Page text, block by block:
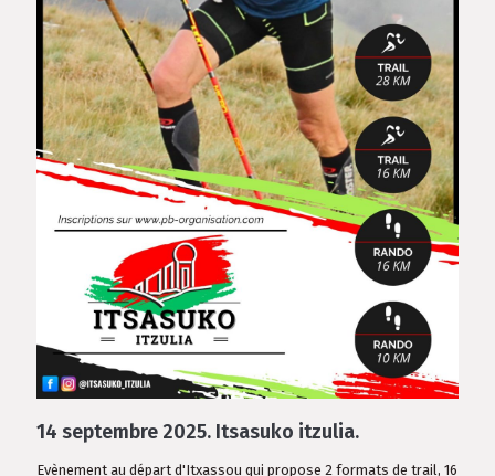
14 septembre 2025. Itsasuko itzulia.
Evènement au départ d'Itxassou qui propose 2 formats de trail, 16